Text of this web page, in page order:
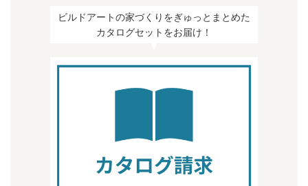
ビルドアートの家づくりをぎゅっとまとめた
カタログセットをお届け！